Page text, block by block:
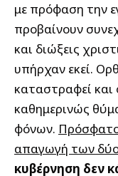
με πρόφαση την
προβαίνουν
και διώξεις
υπήρχαν εκεί.
καταστραφεί και
καθημερινώς
φόνων.
απαγωγή των
κυβέρνηση δεν